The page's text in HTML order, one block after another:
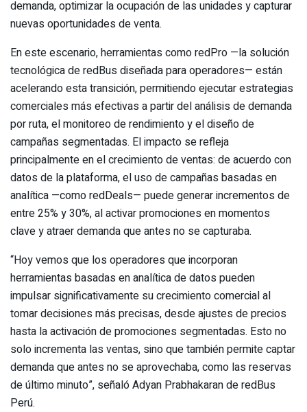
demanda, optimizar la ocupación de las unidades y capturar
nuevas oportunidades de venta.
En este escenario, herramientas como redPro —la solución
tecnológica de redBus diseñada para operadores— están
acelerando esta transición, permitiendo ejecutar estrategias
comerciales más efectivas a partir del análisis de demanda
por ruta, el monitoreo de rendimiento y el diseño de
campañas segmentadas. El impacto se refleja
principalmente en el crecimiento de ventas: de acuerdo con
datos de la plataforma, el uso de campañas basadas en
analítica —como redDeals— puede generar incrementos de
entre 25% y 30%, al activar promociones en momentos
clave y atraer demanda que antes no se capturaba.
“Hoy vemos que los operadores que incorporan
herramientas basadas en analítica de datos pueden
impulsar significativamente su crecimiento comercial al
tomar decisiones más precisas, desde ajustes de precios
hasta la activación de promociones segmentadas. Esto no
solo incrementa las ventas, sino que también permite captar
demanda que antes no se aprovechaba, como las reservas
de último minuto”, señaló Adyan Prabhakaran de redBus
Perú.